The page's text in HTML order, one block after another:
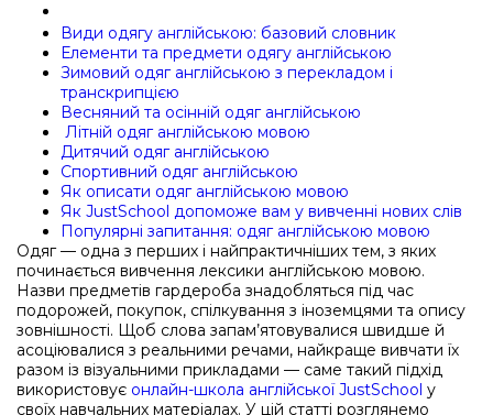
Види одягу англійською: базовий словник
Елементи та предмети одягу англійською
Зимовий одяг англійською з перекладом і
транскрипцією
Весняний та осінній одяг англійською
Літній одяг англійською мовою
Дитячий одяг англійською
Спортивний одяг англійською
Як описати одяг англійською мовою
Як JustSchool допоможе вам у вивченні нових слів
Популярні запитання: одяг англійською мовою
Одяг — одна з перших і найпрактичніших тем, з яких
починається вивчення лексики англійською мовою.
Назви предметів гардероба знадобляться під час
подорожей, покупок, спілкування з іноземцями та опису
зовнішності. Щоб слова запам’ятовувалися швидше й
асоціювалися з реальними речами, найкраще вивчати їх
разом із візуальними прикладами — саме такий підхід
використовує онлайн-школа англійської JustSchool у
своїх навчальних матеріалах. У цій статті розглянемо